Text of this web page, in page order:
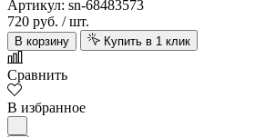
Артикул: sn-68483573
720 руб. / шт.
В корзину Купить в 1 клик
Сравнить
В избранное